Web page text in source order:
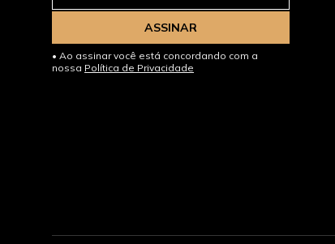
ASSINAR
Ao assinar você está concordando com a
nossa Política de Privacidade